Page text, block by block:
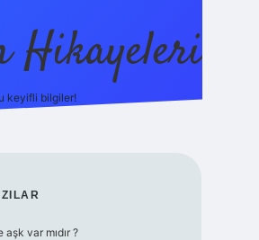
Hikayeleri
keyifli bilgiler!
var mıdır ?